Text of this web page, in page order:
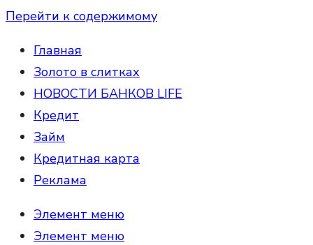
Перейти к содержимому
Главная
Золото в слитках
НОВОСТИ БАНКОВ LIFE
Кредит
Займ
Кредитная карта
Реклама
Элемент меню
Элемент меню